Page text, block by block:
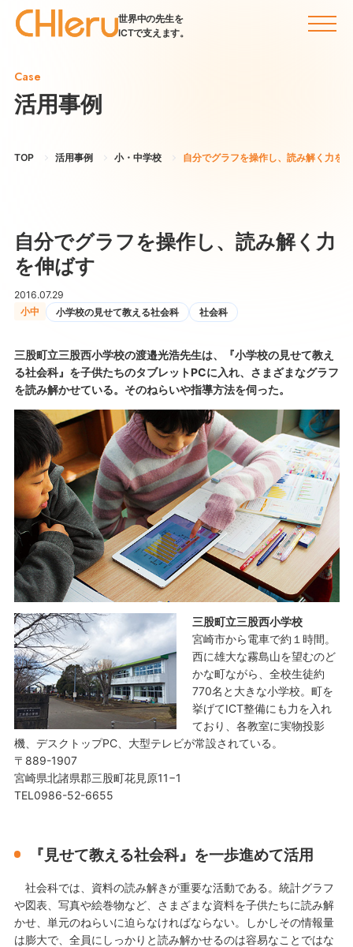
世界中の先生を
ICTで支えます。
Case
活用事例
TOP 活用事例 小・中学校 自分でグラフを操作し、読み解く力を
自分でグラフを操作し、読み解く力
を伸ばす
2016.07.29
小中
小学校の見せて教える社会科 社会科
三股町立三股西小学校の渡邉光浩先生は、『小学校の見せて教え
る社会科』を子供たちのタブレットPCに入れ、さまざまなグラフ
を読み解かせている。そのねらいや指導方法を伺った。
三股町立三股西小学校
宮崎市から電車で約１時間。
西に雄大な霧島山を望むのど
かな町ながら、全校生徒約
770名と大きな小学校。町を
挙げてICT整備にも力を入れ
ており、各教室に実物投影
機、デスクトップPC、大型テレビが常設されている。
〒889-1907
宮崎県北諸県郡三股町花見原11−1
TEL0986-52-6655
『見せて教える社会科』を一歩進めて活用
社会科では、資料の読み解きが重要な活動である。統計グラフ
や図表、写真や絵巻物など、さまざまな資料を子供たちに読み解
かせ、単元のねらいに迫らなければならない。しかしその情報量
は膨大で、全員にしっかりと読み解かせるのは容易なことではな